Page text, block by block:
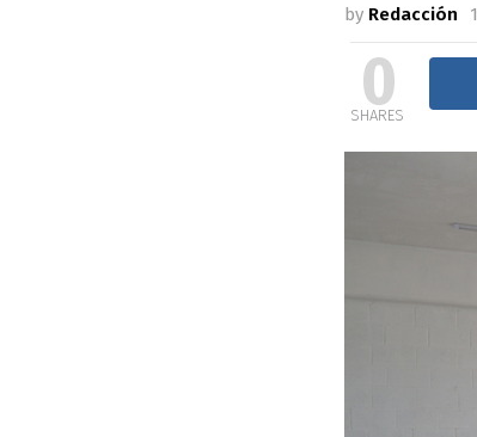
by Redacción
0
SHARES